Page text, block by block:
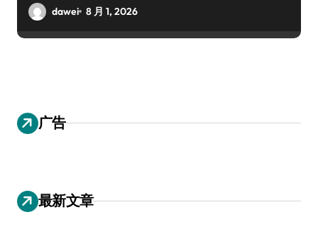
dawei 8 月 1, 2026
广告
最新文章